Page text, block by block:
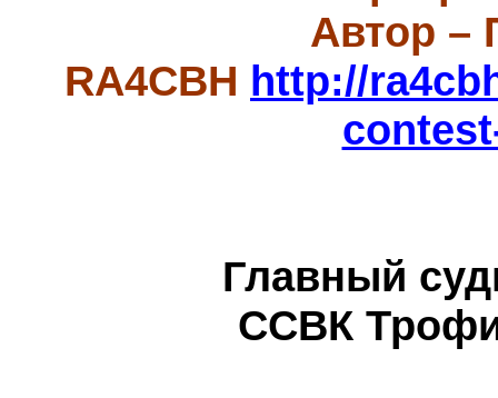
Автор –
RA4CBH http://
Главный
ССВК